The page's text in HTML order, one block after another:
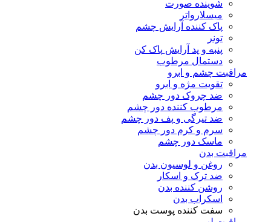
شوینده صورت
میسلارواتر
پاک کننده آرایش چشم
تونر
پنبه و پد آرایش پاک کن
دستمال مرطوب
مراقبت چشم و ابرو
تقویت مژه و ابرو
ضد چروک دور چشم
مرطوب کننده دور چشم
ضد تیرگی و پف دور چشم
سرم و کرم دور چشم
ماسک دور چشم
مراقبت بدن
روغن و لوسیون بدن
ضد ترک و اسکار
روشن کننده بدن
اسکراب بدن
سفت کننده پوست بدن